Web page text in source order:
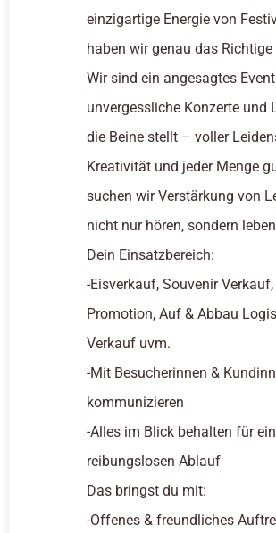
einzigartige Energie von
haben wir genau das
Wir sind ein angesagtes
unvergessliche Konzerte und
die Beine stellt – voller
Kreativität und jeder Menge
suchen wir Verstärkung von
nicht nur hören, sondern
Dein Einsatzbereich:
-Eisverkauf, Souvenir
Promotion, Auf & Abbau
Verkauf uvm.
-Mit Besucherinnen &
kommunizieren
-Alles im Blick behalten für
reibungslosen Ablauf
Das bringst du mit:
-Offenes & freundliches